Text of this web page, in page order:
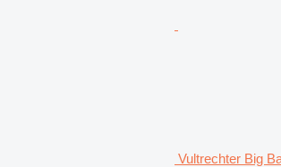
Vultrechter Big